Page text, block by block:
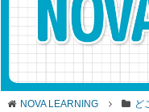
NOVA LEARNING ど